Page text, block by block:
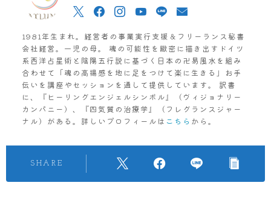
1981年生まれ。経営者の事業実行支援＆フリーランス秘書
会社経営。一児の母。 魂の可能性を緻密に描き出すドイツ
系西洋占星術と陰陽五行説に基づく日本の卍易風水を組み
合わせて「魂の高揚感を地に足をつけて楽に生きる」お手
伝いを講座やセッションを通して提供しています。 訳書
に、『ヒーリングエンジェルシンボル』（ヴィジョナリー
カンパニー）、『四気質の治療学』（フレグランスジャー
ナル）がある。詳しいプロフィールは こちら から。
SHARE